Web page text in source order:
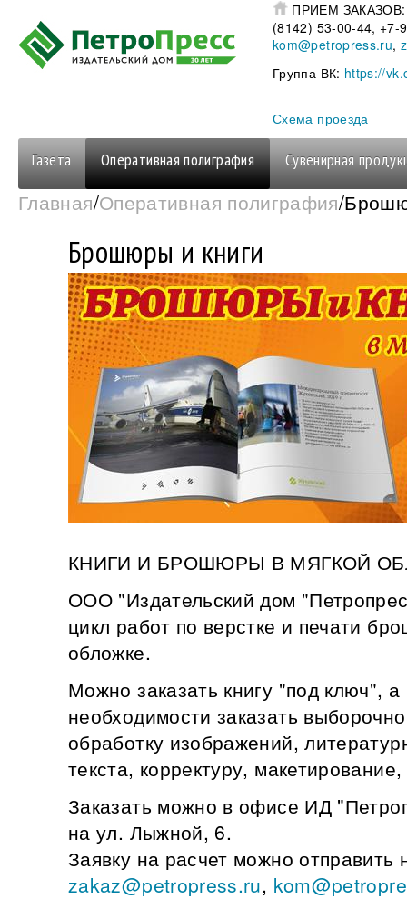
ПРИЕМ
(8142) 53-00-44,
kom@petropress.ru,
Группа ВК: https://
Схема проезда
Газета Оперативная полиграфия Сувенирная
Вы здесь
Главная/Оперативная полиграфия/
Брошюры и книги
КНИГИ И БРОШЮРЫ В МЯГКОЙ
ООО "Издательский дом
цикл работ по верстке и печати
обложке.
Можно заказать книгу "под ключ",
необходимости заказать
обработку изображений,
текста, корректуру,
Заказать можно в офисе ИД
на ул. Лыжной, 6.
Заявку на расчет можно отправить
zakaz@petropress.ru,